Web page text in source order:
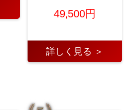
49,500円
詳しく見る ＞